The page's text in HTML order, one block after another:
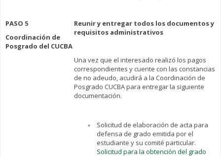
PASO 5
Coordinación de
Posgrado del CUCBA
Reunir y entregar todos los documentos y
requisitos administrativos
Una vez que el interesado realizó los pagos
correspondientes y cuente con las constancias
de no adeudo, acudirá a la Coordinación de
Posgrado CUCBA para entregar la siguiente
documentación.
Solicitud de elaboración de acta para
defensa de grado emitida por el
estudiante y su comité particular.
Solicitud para la obtención del grado